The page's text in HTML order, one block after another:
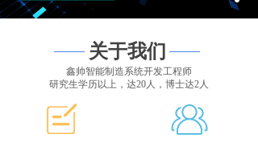
关于我们
鑫帅智能制造系统开发工程师
研究生学历以上，达20人，博士达2人